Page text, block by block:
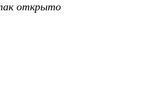
открыто